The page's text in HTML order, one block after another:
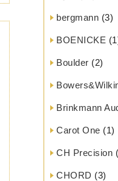
bergmann (3)
BOENICKE
Boulder (2)
Brinkmann
Carot One (1)
CH Precision
CHORD (3)